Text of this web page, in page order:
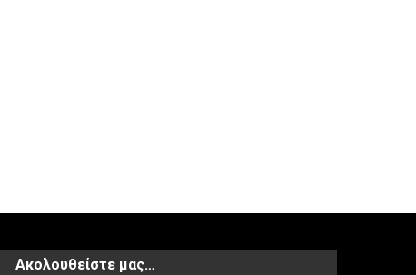
Ακολουθείστε μας…